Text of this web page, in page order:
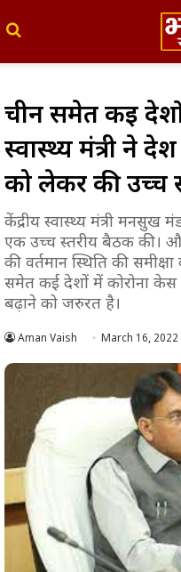
चीन समेत कई
स्वास्थ्य मंत्री ने
को लेकर की उच्च
केंद्रीय स्वास्थ्य मंत्री मनसुख
एक उच्च स्तरीय बैठक की।
की वर्तमान स्थिति की
समेत कई देशों में कोरोना
बढ़ाने को जरुरत है।
Aman Vaish March 16, 2022